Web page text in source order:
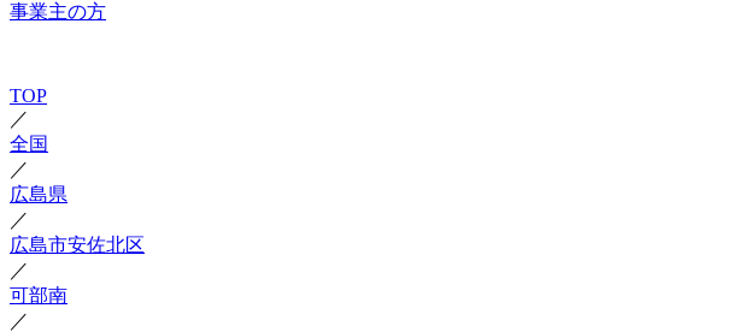
事業主の方
TOP
／
全国
／
広島県
／
広島市安佐北区
／
可部南
／